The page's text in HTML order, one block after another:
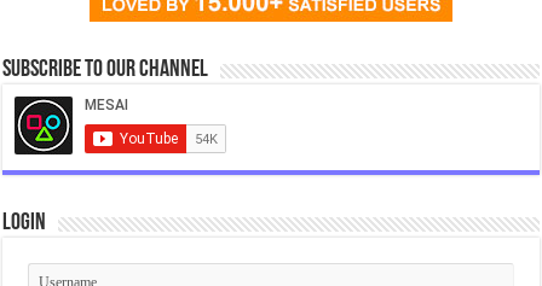
Subscribe to our Channel
Login